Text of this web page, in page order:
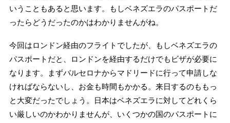
いうこともあると思います。もしベネズエラのパスポートだ
ったらどうだったのかはわかりませんがね。
今回はロンドン経由のフライトでしたが、もしベネズエラの
パスポートだと、ロンドンを経由するだけでもビザが必要に
なります。まずバルセロナからマドリードに行って申請しな
ければならないし、お金も時間もかかる。来日するのももっ
と大変だったでしょう。日本はベネズエラに対してどれくら
い厳しいのかわかりませんが、いくつかの国のパスポートに